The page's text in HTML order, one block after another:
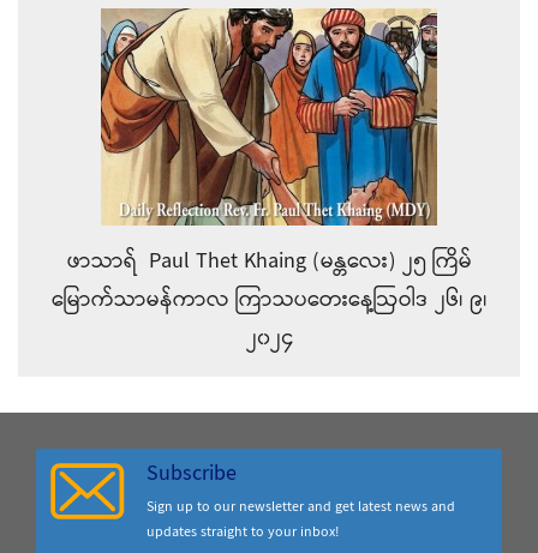
ဖာသာရ် Paul Thet Khaing (မန္တလေး) ၂၅ ကြိမ်
မြောက်သာမန်ကာလ ကြာသပတေးနေ့ဩဝါဒ ၂၆၊ ၉၊
၂၀၂၄
Subscribe
Sign up to our newsletter and get latest news and
updates straight to your inbox!